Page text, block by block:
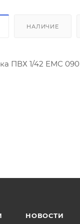
НАЛИЧИЕ
ПВХ 1/42 ЕМС 090
НОВОСТИ